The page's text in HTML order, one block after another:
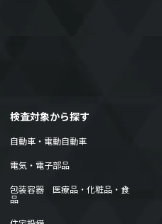
検査対象から探す
自動車・電動自動車
電気・電子部品
包装容器 医療品・化粧品・食
品